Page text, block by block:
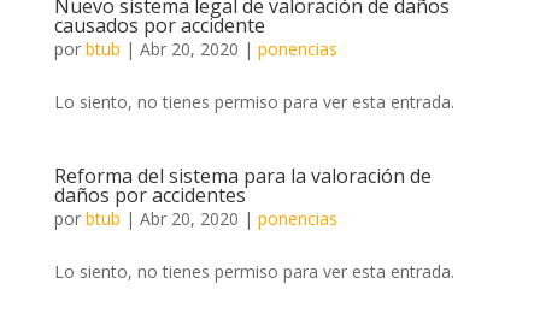
Nuevo sistema legal de valoración de daños
causados por accidente
por btub | Abr 20, 2020 | ponencias
Lo siento, no tienes permiso para ver esta entrada.
Reforma del sistema para la valoración de
daños por accidentes
por btub | Abr 20, 2020 | ponencias
Lo siento, no tienes permiso para ver esta entrada.